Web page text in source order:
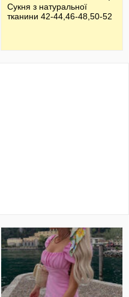
Сукня з натуральної
тканини 42-44,46-48,50-52